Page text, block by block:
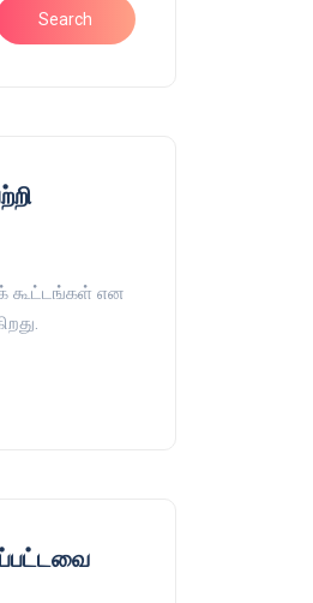
கூட்டங்கள் என